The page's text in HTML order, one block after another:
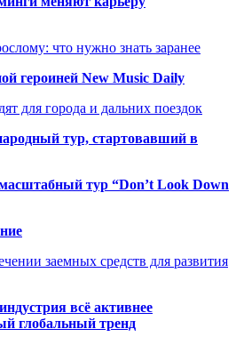
что нужно знать заранее
героиней New Music Daily
для города и дальних поездок
тур, стартовавший в
тур “Don’t Look Down
заемных средств для развития
всё активнее
глобальный тренд